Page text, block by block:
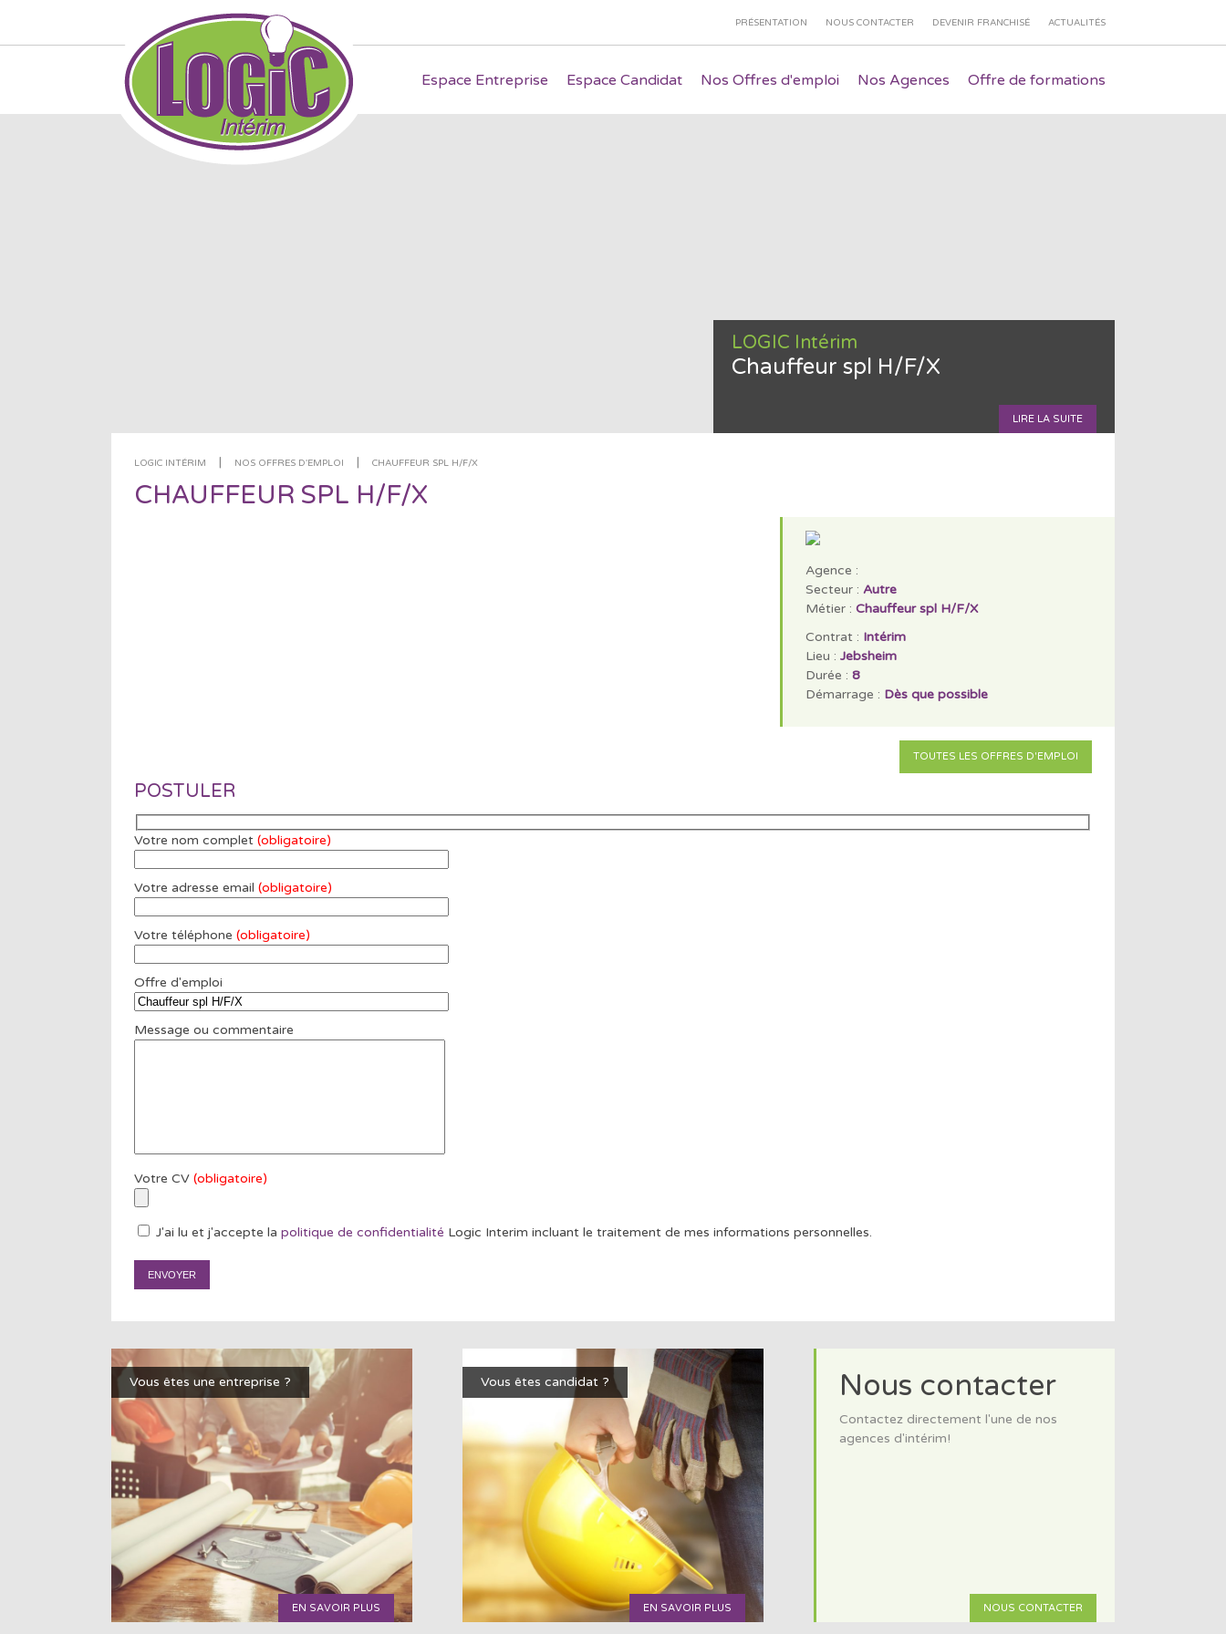
PRÉSENTATION NOUS CONTACTER DEVENIR FRANCHISÉ ACTUALITÉS
Espace Entreprise Espace Candidat Nos Offres d'emploi Nos Agences Offre de formations
LOGIC Intérim
Chauffeur spl H/F/X
LIRE LA SUITE
LOGIC INTÉRIM | NOS OFFRES D'EMPLOI | CHAUFFEUR SPL H/F/X
CHAUFFEUR SPL H/F/X
Agence :
Secteur : Autre
Métier : Chauffeur spl H/F/X
Contrat : Intérim
Lieu : Jebsheim
Durée : 8
Démarrage : Dès que possible
TOUTES LES OFFRES D'EMPLOI
POSTULER
Votre nom complet (obligatoire)
Votre adresse email (obligatoire)
Votre téléphone (obligatoire)
Offre d'emploi
Message ou commentaire
Votre CV (obligatoire)
J'ai lu et j'accepte la politique de confidentialité Logic Interim incluant le traitement de mes informations personnelles.
Vous êtes une entreprise ?
EN SAVOIR PLUS
Vous êtes candidat ?
EN SAVOIR PLUS
Nous contacter
Contactez directement l'une de nos
agences d'intérim!
NOUS CONTACTER